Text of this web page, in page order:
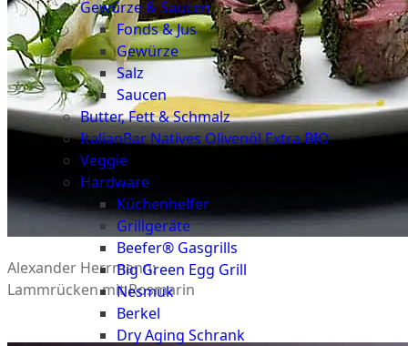
Gewürze & Saucen
Fonds & Jus
Gewürze
Salz
Saucen
Butter, Fett & Schmalz
ItalianBar Natives Olivenöl Extra BIO
Veggie
Hardware
Küchenhelfer
Grillgeräte
Beefer® Gasgrills
Big Green Egg Grill
Nesmuk
Berkel
Dry Aging Schrank
Alexander Herrmann:
Lammrücken mit Rosmarin